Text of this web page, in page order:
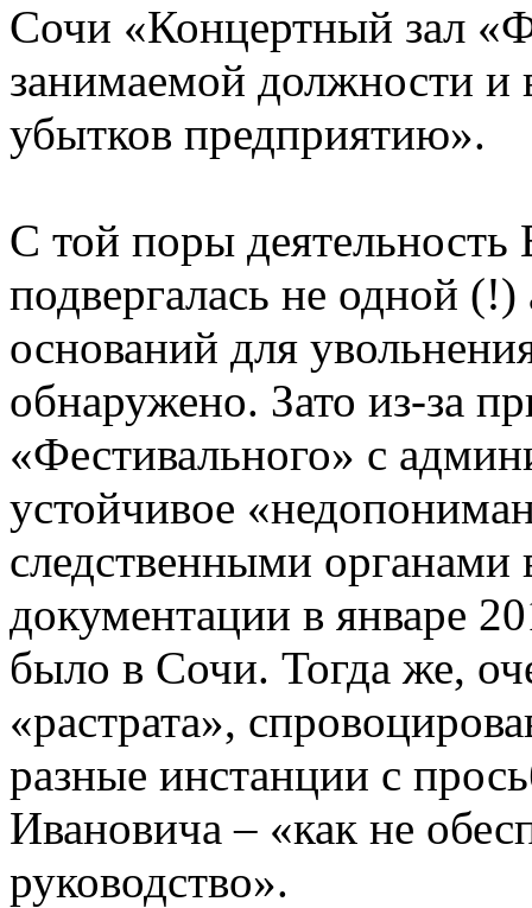
Сочи «Концертный зал
занимаемой должности
убытков предприятию».
С той поры деятельность
подвергалась не одной
оснований для
обнаружено. Зато из-за
«Фестивального» с
устойчивое
следственными органами
документации в январе
было в Сочи. Тогда же,
«растрата»,
разные инстанции с
Ивановича – «как не
руководство».